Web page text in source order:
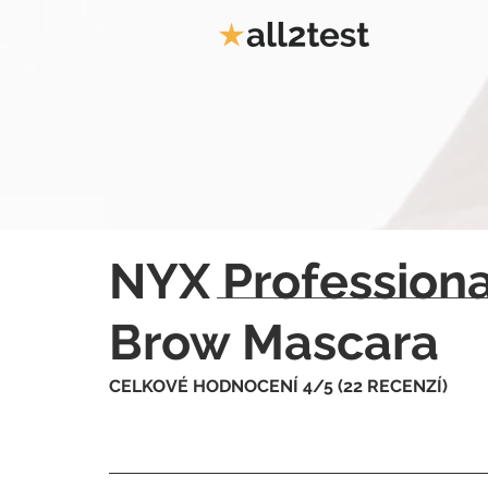
NYX
Brow Mascara
CELKOVÉ HODNOCENÍ 4/5 (22 RECENZÍ)